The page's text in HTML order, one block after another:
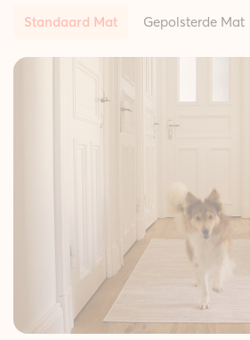
Standaard Mat Gepolsterde Mat